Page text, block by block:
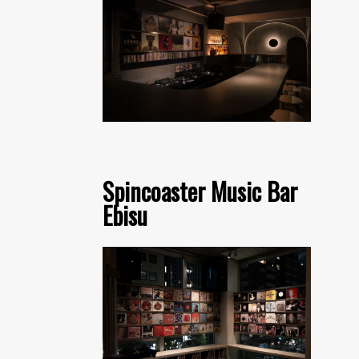
Spincoaster Music Bar
Ebisu